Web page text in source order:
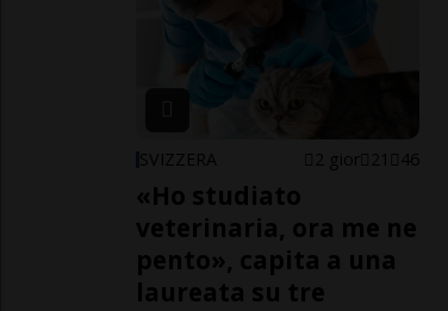
SVIZZERA 2 gior 21 46
«Ho studiato
veterinaria, ora me ne
pento», capita a una
laureata su tre